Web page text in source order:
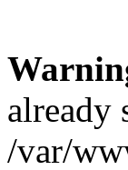
already
/var/